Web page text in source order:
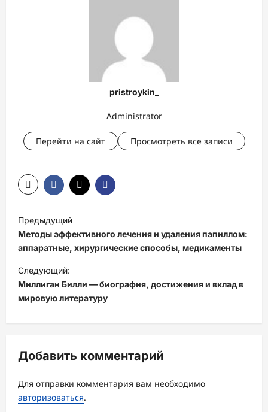
pristroykin_
Administrator
Перейти на сайт Просмотреть все записи
Н
а
в
и
г
а
ц
я
з
а
Предыдущий
Методы эффективного лечения и удаления папиллом:
аппаратные, хирургические способы, медикаменты
Следующий:
Миллиган Билли — биография, достижения и вклад в
мировую литературу
Добавить комментарий
Для отправки комментария вам необходимо
авторизоваться.